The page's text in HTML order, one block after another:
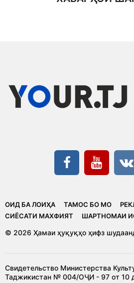
ОИД БА ЛОИҲА ТАМОС БО МО
CИЁСАТИ МАХФИЯТ
ШАРТНОМАИ
© 2026 Ҳамаи ҳуқуқҳо ҳифз
Свидетельство Министерства
Таджикистан № 004/ОҶИ - 97 от 10